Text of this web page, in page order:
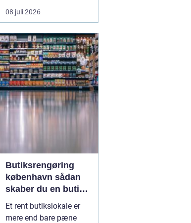
tryg livline, når vand,
varme eller afløb driller.
kun om rør og ventiler,
men om sikkerhed,
komfort og en ...
08 juli 2026
Butiksrengøring
københavn sådan
skaber du en butik,
kunderne har lyst til
at komme tilbage til
Et rent butikslokale er
mere end bare pæne